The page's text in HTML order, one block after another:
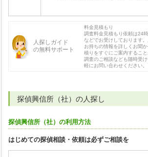
人探しガイド
の無料サポート
料金見積もり
調査料金見積もり依頼は24
などでお受けしております
お持ちの情報を詳しくお聞
積りをすぐにご案内するこ
調査のご相談なども随時受
軽にお問い合わせください。
探偵興信所（社）の人探し
探偵興信所（社）の利用方法
はじめての探偵相談・依頼は必ずご相談を